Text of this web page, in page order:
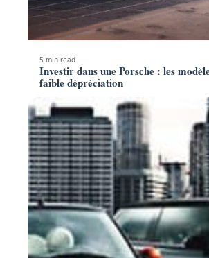
5 min read
Investir dans une Porsche : les
faible dépréciation